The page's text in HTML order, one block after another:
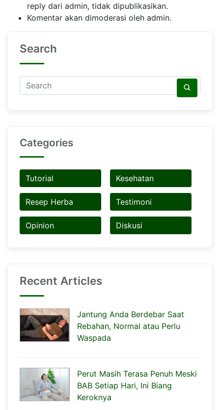
reply dari admin, tidak dipublikasikan.
Komentar akan dimoderasi oleh admin.
Search
Categories
Tutorial Kesehatan
Resep Herba Testimoni
Opinion Diskusi
Recent Articles
Jantung Anda Berdebar Saat
Rebahan, Normal atau Perlu
Waspada
Perut Masih Terasa Penuh Meski
BAB Setiap Hari, Ini Biang
Keroknya